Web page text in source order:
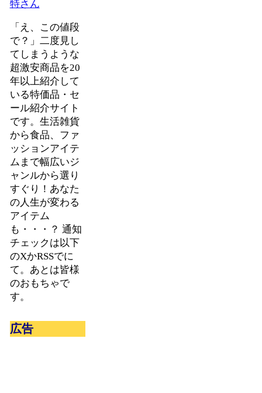
特さん
「え、この値段
で？」二度見し
てしまうような
超激安商品を20
年以上紹介して
いる特価品・セ
ール紹介サイト
です。生活雑貨
から食品、ファ
ッションアイテ
ムまで幅広いジ
ャンルから選り
すぐり！あなた
の人生が変わる
アイテム
も・・・？ 通知
チェックは以下
のXかRSSでに
て。あとは皆様
のおもちゃで
す。
広告